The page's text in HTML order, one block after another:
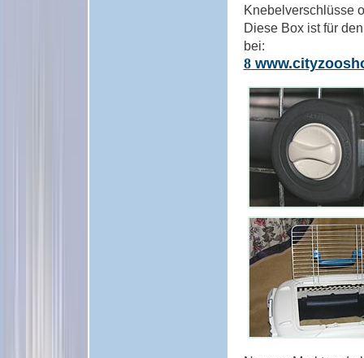
Knebelverschlüsse
Diese Box ist für
bei:
8